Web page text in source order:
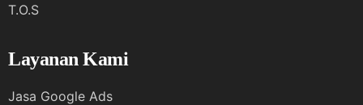
T.O.S
Layanan Kami
Jasa Google Ads